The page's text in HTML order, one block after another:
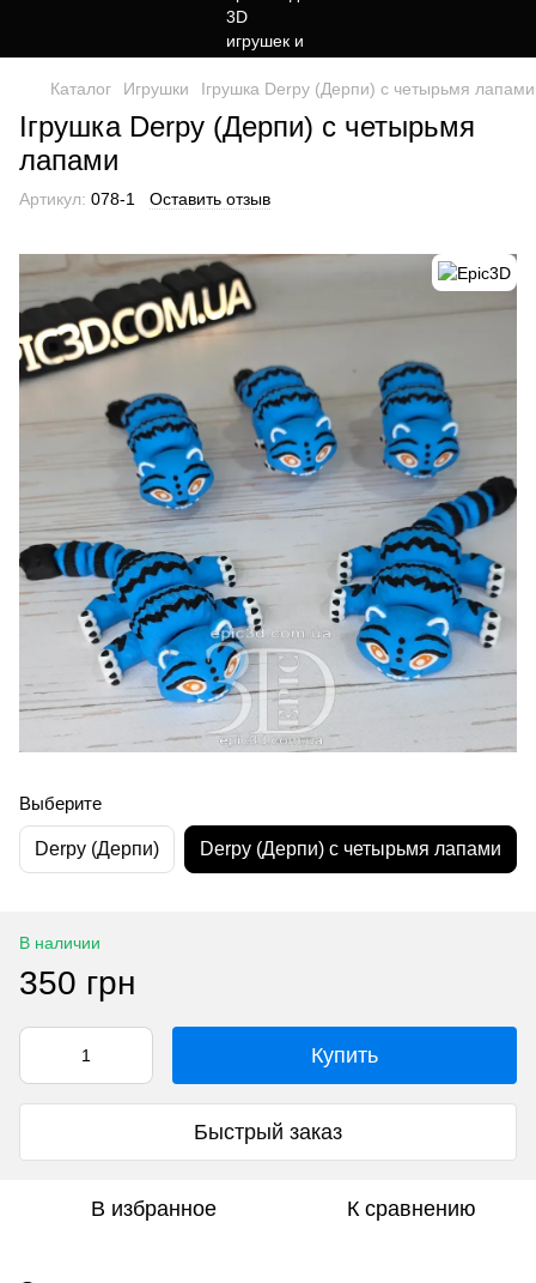
Каталог Игрушки Ігрушка Derpy (Дерпи) с четырьмя лапами
Ігрушка Derpy (Дерпи) с четырьмя
лапами
Артикул: 078-1 Оставить отзыв
Выберите
Derpy (Дерпи) Derpy (Дерпи) с четырьмя лапами
В наличии
350 грн
Купить
Быстрый заказ
В избранное К сравнению